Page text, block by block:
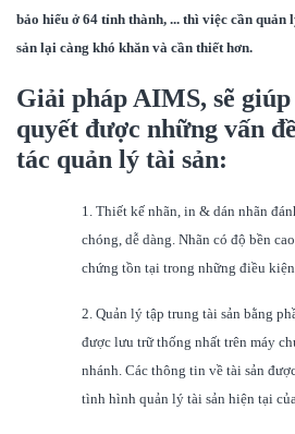
QUẢN LÝ TÀI SẢN TRÊN CƠ SỞ
TRUNG, CÁC CHI NHÁNH CÓ
Kiểm kê tài sản nhanh chóng,
tiện, tiết kiệm chi phí
CÁC GÓI GIẢI PHÁP
CHÍNH SÁCH BÁN HÀNG
bảo hiểu ở 64 tỉnh thành, ... thì việc cần
sản lại càng khó khăn và cần thiết hơn.
Giải pháp AIMS, sẽ
quyết được những vấn
tác quản lý tài sản:
1. Thiết kế nhãn, in & dán nhãn
chóng, dễ dàng. Nhãn có độ bền
chứng tồn tại trong những điều
2. Quản lý tập trung tài sản bằng
được lưu trữ thống nhất trên máy
nhánh. Các thông tin về tài sản
tình hình quản lý tài sản hiện tại